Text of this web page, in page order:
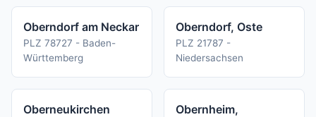
Oberndorf am Neckar
PLZ 78727 - Baden-
Württemberg
Oberndorf, Oste
PLZ 21787 -
Niedersachsen
Oberneukirchen
Obernheim,